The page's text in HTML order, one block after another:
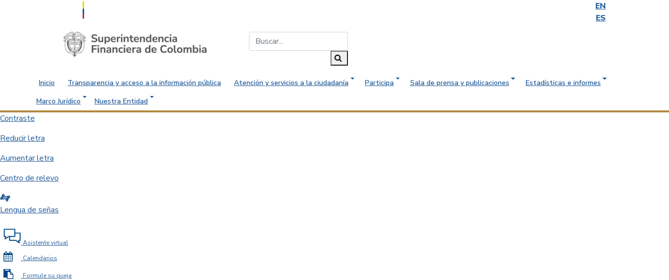
EN
ES
Saltar al contenido principal
Inicio Transparencia y acceso a la información pública Atención y servicios a la ciudadanía Participa Sala de prensa y publicaciones
Estadísticas e informes
Marco Jurídico
Nuestra Entidad
Contraste
Reducir letra
Aumentar letra
Centro de relevo
Lengua de señas
Asistente virtual
Calendarios
Formule su queja